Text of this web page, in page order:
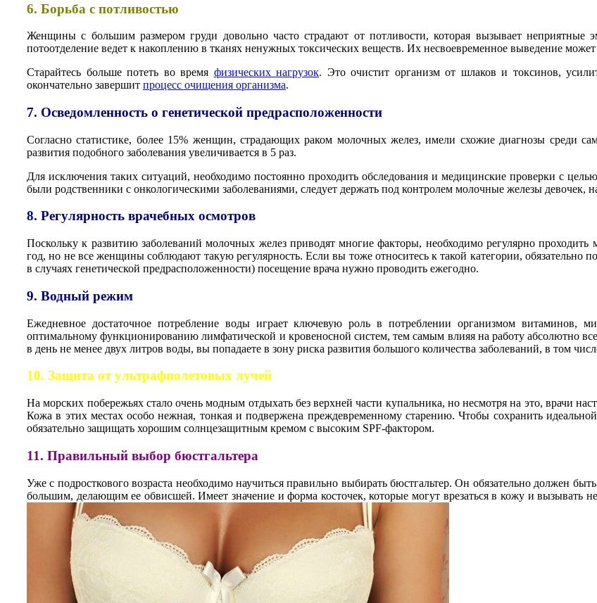
6. Борьба с потливостью
Женщины с большим размером груди довольно часто страдают от потливости, которая вызывает неприятные
потоотделение ведет к накоплению в тканях ненужных токсических веществ. Их несвоевременное выведение
Старайтесь больше потеть во время физических нагрузок. Это очистит организм от шлаков и токсинов,
окончательно завершит процесс очищения организма.
7. Осведомленность о генетической предрасположенности
Согласно статистике, более 15% женщин, страдающих раком молочных желез, имели схожие диагнозы среди
развития подобного заболевания увеличивается в 5 раз.
Для исключения таких ситуаций, необходимо постоянно проходить обследования и медицинские проверки с
были родственники с онкологическими заболеваниями, следует держать под контролем молочные железы девочек,
8. Регулярность врачебных осмотров
Поскольку к развитию заболеваний молочных желез приводят многие факторы, необходимо регулярно
год, но не все женщины соблюдают такую регулярность. Если вы тоже относитесь к такой категории, обязательно
в случаях генетической предрасположенности) посещение врача нужно проводить ежегодно.
9. Водный режим
Ежедневное достаточное потребление воды играет ключевую роль в потреблении организмом витаминов,
оптимальному функционированию лимфатической и кровеносной систем, тем самым влияя на работу абсолютно
в день не менее двух литров воды, вы попадаете в зону риска развития большого количества заболеваний, в том
10. Защита от ультрафиолетовых лучей
На морских побережьях стало очень модным отдыхать без верхней части купальника, но несмотря на это, врачи
Кожа в этих местах особо нежная, тонкая и подвержена преждевременному старению. Чтобы сохранить
обязательно защищать хорошим солнцезащитным кремом с высоким SPF-фактором.
11. Правильный выбор бюстгальтера
Уже с подросткового возраста необходимо научиться правильно выбирать бюстгальтер. Он обязательно должен
большим, делающим ее обвисшей. Имеет значение и форма косточек, которые могут врезаться в кожу и